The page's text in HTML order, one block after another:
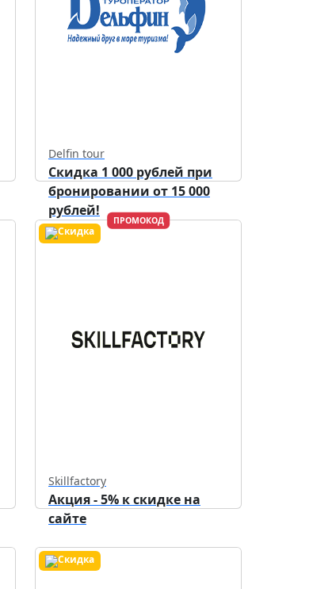
Delfin tour
Скидка 1 000 рублей при
бронировании от 15 000
рублей!
ПРОМОКОД
Skillfactory
Акция - 5% к скидке на
сайте